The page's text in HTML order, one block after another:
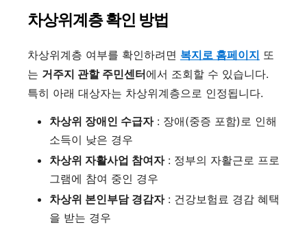
차상위계층 확인 방법
차상위계층 여부를 확인하려면 복지로 홈페이지 또
는 거주지 관할 주민센터에서 조회할 수 있습니다.
특히 아래 대상자는 차상위계층으로 인정됩니다.
차상위 장애인 수급자: 장애(중증 포함)로 인해
소득이 낮은 경우
차상위 자활사업 참여자: 정부의 자활근로 프로
그램에 참여 중인 경우
차상위 본인부담 경감자: 건강보험료 경감 혜택
을 받는 경우